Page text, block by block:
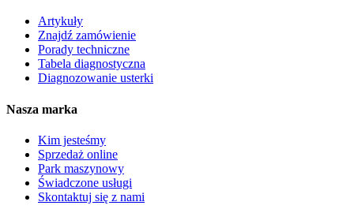
Artykuły
Znajdź zamówienie
Porady techniczne
Tabela diagnostyczna
Diagnozowanie usterki
Nasza marka
Kim jesteśmy
Sprzedaż online
Park maszynowy
Świadczone usługi
Skontaktuj się z nami